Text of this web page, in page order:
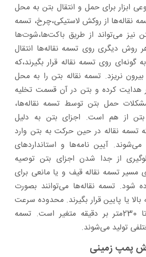
ابزار برای حمل و انتقال بتن به محل
نقاله‌ها از روکش لاستیکی،چرخ، تسمه
نیز می‌تواند از طریق باکت‌ها،شوت‌ها
روش دیگری روی تسمه نقاله‌ها انتقال
گونه‌ای روی تسمه نقاله قرار بگیرند،که
نریزد. تسمه نقاله بتن را به محل
هدایت کرده و بتن در آن قسمت تخلیه
حمل بتن توسط تسمه نقاله‌ها،
از هم است. اجزای بتن به دلیل
تسمه نقاله در حین حرکت به بتن وارد
آیین نامه‌ها و استانداردهای
از جدا شدن اجزای بتن توصیه
مسیر تسمه نقاله قیف و یا مانعی برای
شود. تسمه نقاله‌ها می‌توانند بصورت
بالا یا پایین قرار بگیرند. محدوده سرعت
تسمه نقاله از 90تا 230متر بر دقیقه متغیر است. تسمه
تولید می‌شوند.
پمپ زمینی